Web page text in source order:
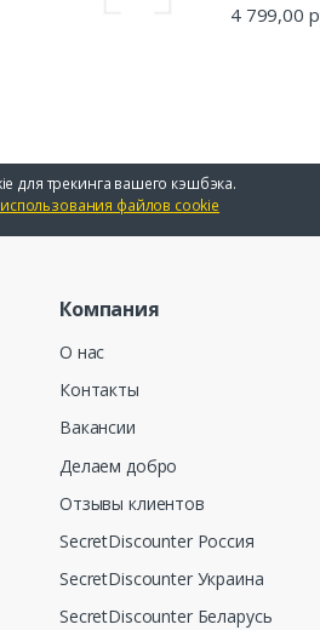
4 799,00
для трекинга вашего кэшбэка.
файлов cookie
Компания
О нас
Контакты
Вакансии
Делаем добро
Отзывы клиентов
SecretDiscounter Россия
SecretDiscounter Украина
SecretDiscounter Беларусь